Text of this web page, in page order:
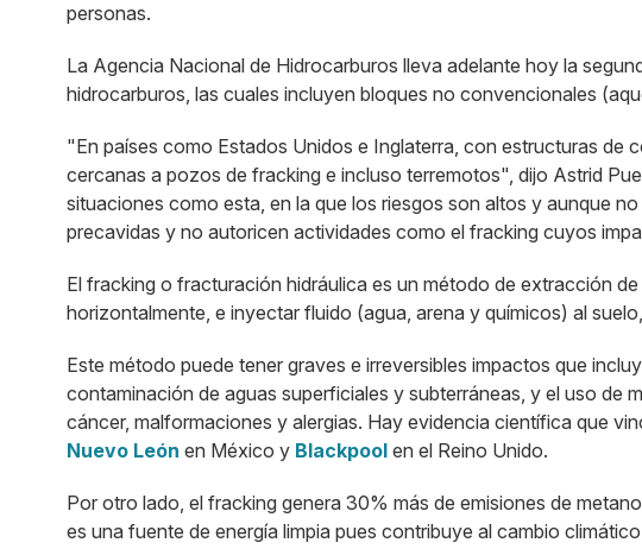
personas.
La Agencia Nacional de Hidrocarburos lleva adelante hoy la
hidrocarburos, las cuales incluyen bloques no convencionales
"En países como Estados Unidos e Inglaterra, con estructuras de
cercanas a pozos de fracking e incluso terremotos", dijo Astrid
situaciones como esta, en la que los riesgos son altos y aunque
precavidas y no autoricen actividades como el fracking cuyos
El fracking o fracturación hidráulica es un método de extracción
horizontalmente, e inyectar fluido (agua, arena y químicos) al
Este método puede tener graves e irreversibles impactos que
contaminación de aguas superficiales y subterráneas, y el uso de
cáncer, malformaciones y alergias. Hay evidencia científica que
Nuevo León en México y Blackpool en el Reino Unido.
Por otro lado, el fracking genera 30% más de emisiones de
es una fuente de energía limpia pues contribuye al cambio